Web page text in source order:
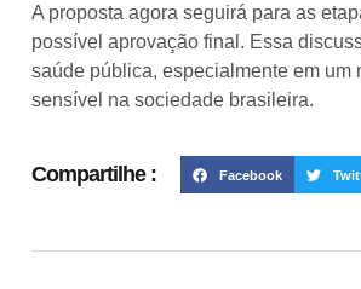
A proposta agora seguirá para as
possível aprovação final. Essa
saúde pública, especialmente em um
sensível na sociedade brasileira.
Compartilhe : Facebook